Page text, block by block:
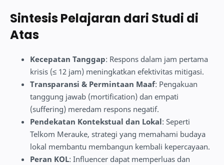
Sintesis Pelajaran dari Studi di
Atas
Kecepatan Tanggap: Respons dalam jam pertama
krisis (≤ 12 jam) meningkatkan efektivitas mitigasi.
Transparansi & Permintaan Maaf: Pengakuan
tanggung jawab (mortification) dan empati
(suffering) meredam respons negatif.
Pendekatan Kontekstual dan Lokal: Seperti
Telkom Merauke, strategi yang memahami budaya
lokal membantu membangun kembali kepercayaan.
Peran KOL: Influencer dapat memperluas dan